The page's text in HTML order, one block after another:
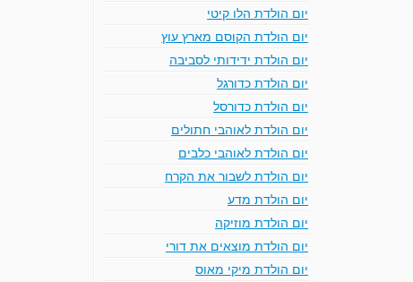
יום הולדת הלו קיטי
יום הולדת הקוסם מארץ עוץ
יום הולדת ידידותי לסביבה
יום הולדת כדורגל
יום הולדת כדורסל
יום הולדת לאוהבי חתולים
יום הולדת לאוהבי כלבים
יום הולדת לשבור את הקרח
יום הולדת מדע
יום הולדת מוזיקה
יום הולדת מוצאים את דורי
יום הולדת מיקי מאוס